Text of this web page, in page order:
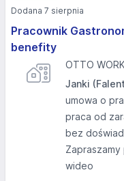
Pracownik
benefity
OTTO
Janki
umowa o
praca od
bez
wideo
Dodana 7 sierpnia